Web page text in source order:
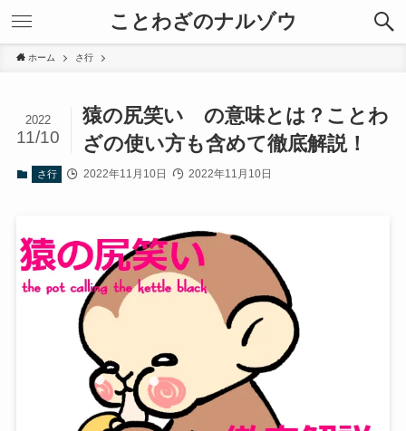
ことわざのナルゾウ
ホーム さ行
猿の尻笑い の意味とは？ことわ
ざの使い方も含めて徹底解説！
2022
11/10
さ行 2022年11月10日 2022年11月10日